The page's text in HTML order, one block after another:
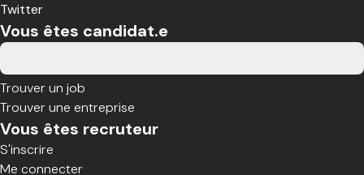
Twitter
Vous êtes candidat.e
Trouver un job
Trouver une entreprise
Vous êtes recruteur
S'inscrire
Me connecter